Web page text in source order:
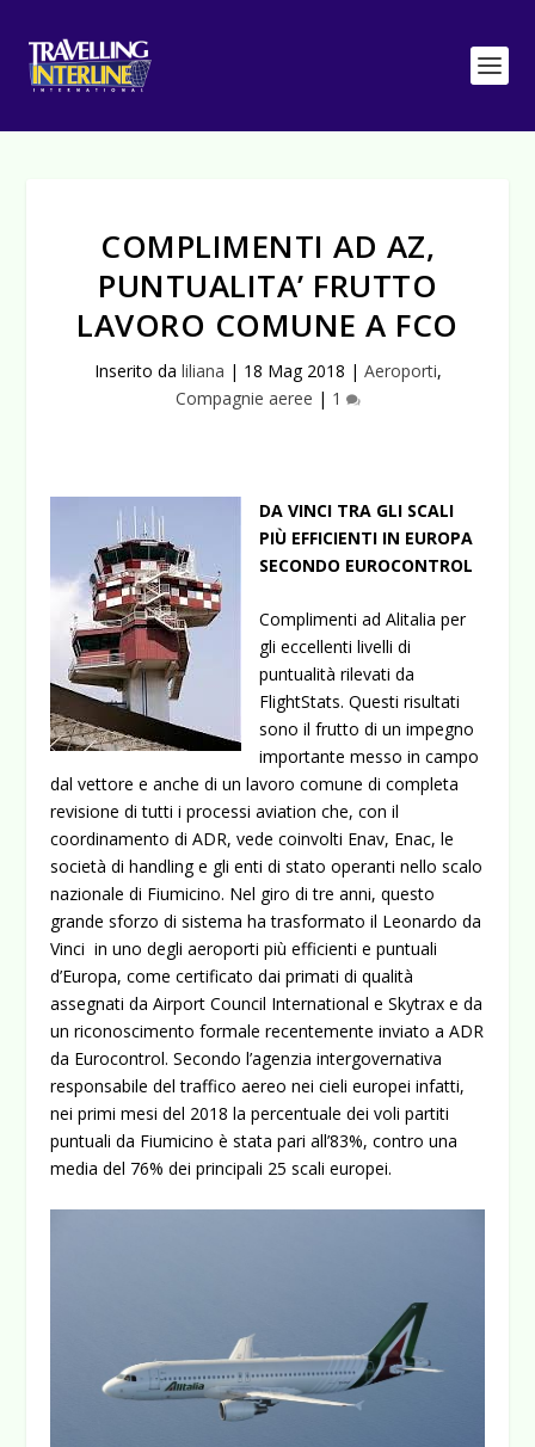
COMPLIMENTI AD AZ,
PUNTUALITA’ FRUTTO
LAVORO COMUNE A FCO
Inserito da liliana | 18 Mag 2018 | Aeroporti,
Compagnie aeree | 1
DA VINCI TRA GLI SCALI
PIÙ EFFICIENTI IN EUROPA
SECONDO EUROCONTROL
Complimenti ad Alitalia per
gli eccellenti livelli di
puntualità rilevati da
FlightStats. Questi risultati
sono il frutto di un impegno
importante messo in campo
dal vettore e anche di un lavoro comune di completa
revisione di tutti i processi aviation che, con il
coordinamento di ADR, vede coinvolti Enav, Enac, le
società di handling e gli enti di stato operanti nello scalo
nazionale di Fiumicino. Nel giro di tre anni, questo
grande sforzo di sistema ha trasformato il Leonardo da
Vinci in uno degli aeroporti più efficienti e puntuali
d’Europa, come certificato dai primati di qualità
assegnati da Airport Council International e Skytrax e da
un riconoscimento formale recentemente inviato a ADR
da Eurocontrol. Secondo l’agenzia intergovernativa
responsabile del traffico aereo nei cieli europei infatti,
nei primi mesi del 2018 la percentuale dei voli partiti
puntuali da Fiumicino è stata pari all’83%, contro una
media del 76% dei principali 25 scali europei.